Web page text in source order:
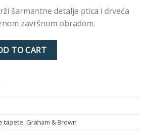
šarmantne detalje ptica i drveća
završnom obradom.
quantity
TO CART
tapete, Graham & Brown